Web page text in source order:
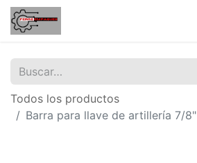
Todos los productos
Barra para llave de artillería 7/8"